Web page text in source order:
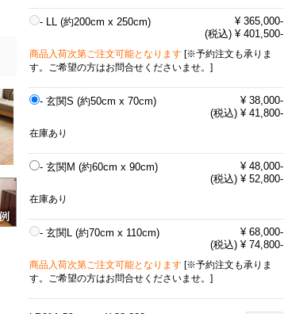
- LL (約200cm x 250cm)
¥ 365,000-
(税込) ¥ 401,500-
商品入荷次第ご注文可能となります [※予約注文も承りま
す。ご希望の方はお問合せくださいませ。]
- 玄関S (約50cm x 70cm)
¥ 38,000-
(税込) ¥ 41,800-
在庫あり
- 玄関M (約60cm x 90cm)
¥ 48,000-
(税込) ¥ 52,800-
在庫あり
- 玄関L (約70cm x 110cm)
¥ 68,000-
(税込) ¥ 74,800-
商品入荷次第ご注文可能となります [※予約注文も承りま
す。ご希望の方はお問合せくださいませ。]